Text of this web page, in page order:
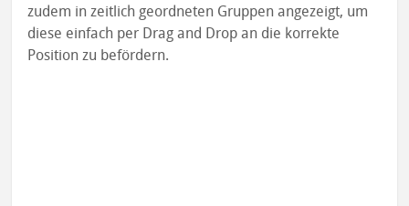
zudem in zeitlich geordneten Gruppen angezeigt, um
diese einfach per Drag and Drop an die korrekte
Position zu befördern.